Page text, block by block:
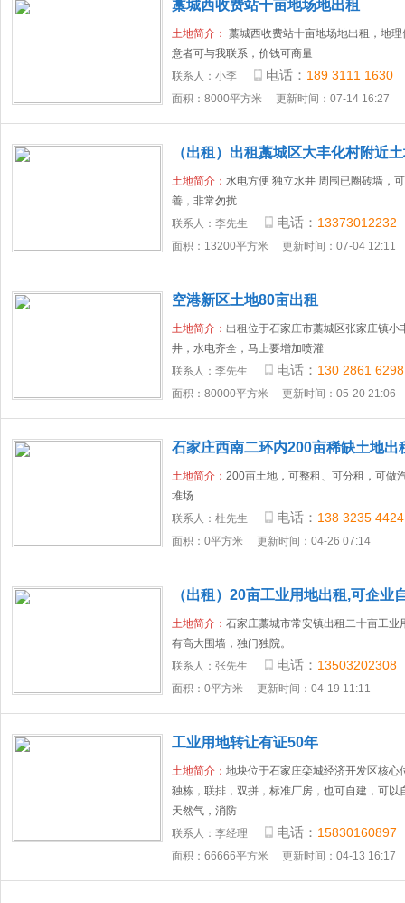
藁城西收费站十亩地场地出租
土地简介： 藁城西收费站十亩地场地出租，地
意者可与我联系，价钱可商量
联系人： 小李 电话： 189 3111 1630
面积：8000平方米 更新时间：07-14 16:27
（出租）出租藁城区大丰化村附近
土地简介： 水电方便 独立水井 周围已圈砖墙，
善，非常勿扰
联系人： 李先生 电话： 13373012232
面积：13200平方米 更新时间：07-04 12:11
空港新区土地80亩出租
土地简介： 出租位于石家庄市藁城区张家庄镇小
井，水电齐全，马上要增加喷灌
联系人： 李先生 电话： 130 2861 6298
面积：80000平方米 更新时间：05-20 21:06
石家庄西南二环内200亩稀缺土地出
土地简介： 200亩土地，可整租、可分租，可做
堆场
联系人： 杜先生 电话： 138 3235 4424
面积：0平方米 更新时间：04-26 07:14
（出租）20亩工业用地出租,可企业
土地简介： 石家庄藁城市常安镇出租二十亩工业
有高大围墙，独门独院。​‌‌
联系人： 张先生 电话： 13503202308
面积：0平方米 更新时间：04-19 11:11
工业用地转让有证50年
土地简介： 地块位于石家庄栾城经济开发区核心
独栋，联排，双拼，标准厂房，也可自建，可以
天然气，消防
联系人： 李经理 电话： 15830160897
面积：66666平方米 更新时间：04-13 16:17